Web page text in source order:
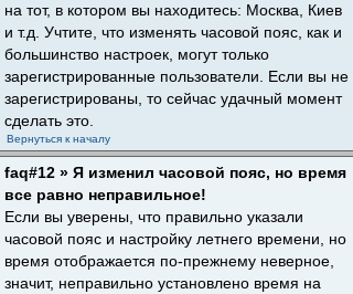
на тот, в котором вы находитесь: Москва, Киев
и т.д. Учтите, что изменять часовой пояс, как и
большинство настроек, могут только
зарегистрированные пользователи. Если вы не
зарегистрированы, то сейчас удачный момент
сделать это.
Вернуться к началу
faq#12 » Я изменил часовой пояс, но время
все равно неправильное!
Если вы уверены, что правильно указали
часовой пояс и настройку летнего времени, но
время отображается по-прежнему неверное,
значит, неправильно установлено время на